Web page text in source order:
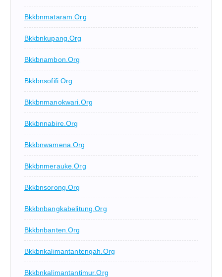
Bkkbnmataram.org
Bkkbnkupang.org
Bkkbnambon.org
Bkkbnsofifi.org
Bkkbnmanokwari.org
Bkkbnnabire.org
Bkkbnwamena.org
Bkkbnmerauke.org
Bkkbnsorong.org
Bkkbnbangkabelitung.org
Bkkbnbanten.org
Bkkbnkalimantantengah.org
Bkkbnkalimantantimur.org